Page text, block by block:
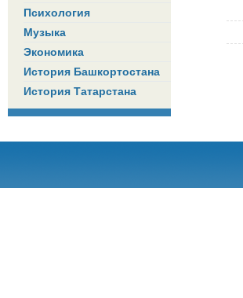
Психология
Музыка
Экономика
История Башкортостана
История Татарстана